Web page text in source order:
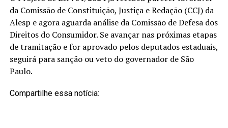
da Comissão de Constituição, Justiça e Redação (CCJ) da
Alesp e agora aguarda análise da Comissão de Defesa dos
Direitos do Consumidor. Se avançar nas próximas etapas
de tramitação e for aprovado pelos deputados estaduais,
seguirá para sanção ou veto do governador de São
Paulo.
Compartilhe essa notícia: